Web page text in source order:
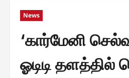
News
‘கார்மேனி
ஓடிடி தளத்தில்